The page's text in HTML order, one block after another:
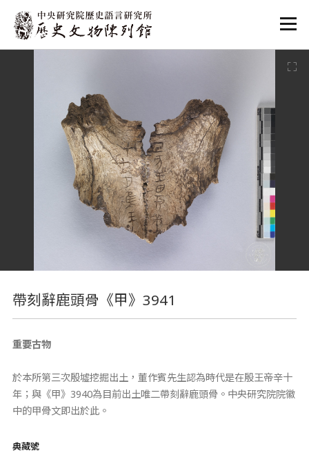
:::
帶刻辭鹿頭骨《甲》3941
重要古物
於本所第三次殷墟挖掘出土，董作賓先生認為時代是在殷王帝辛十
年；與《甲》3940為目前出土唯二帶刻辭鹿頭骨。中央研究院院徽
中的甲骨文即出於此。
典藏號